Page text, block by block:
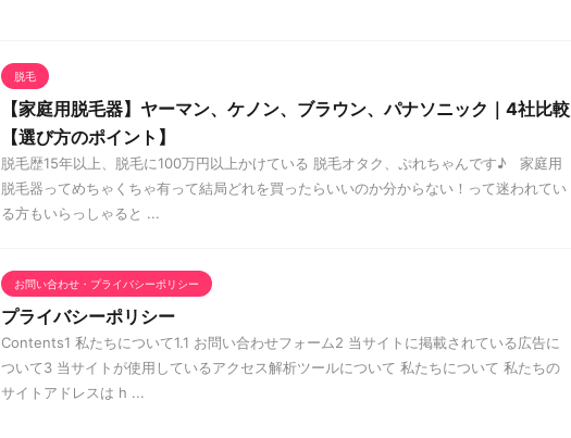
脱毛
【家庭用脱毛器】ヤーマン、ケノン、ブラウン、パナソニック｜4社比較
【選び方のポイント】
脱毛歴15年以上、脱毛に100万円以上かけている 脱毛オタク、ぷれちゃんです♪ 家庭用
脱毛器ってめちゃくちゃ有って結局どれを買ったらいいのか分からない！って迷われてい
る方もいらっしゃると ...
お問い合わせ・プライバシーポリシー
プライバシーポリシー
Contents1 私たちについて1.1 お問い合わせフォーム2 当サイトに掲載されている広告に
ついて3 当サイトが使用しているアクセス解析ツールについて 私たちについて 私たちの
サイトアドレスは h ...